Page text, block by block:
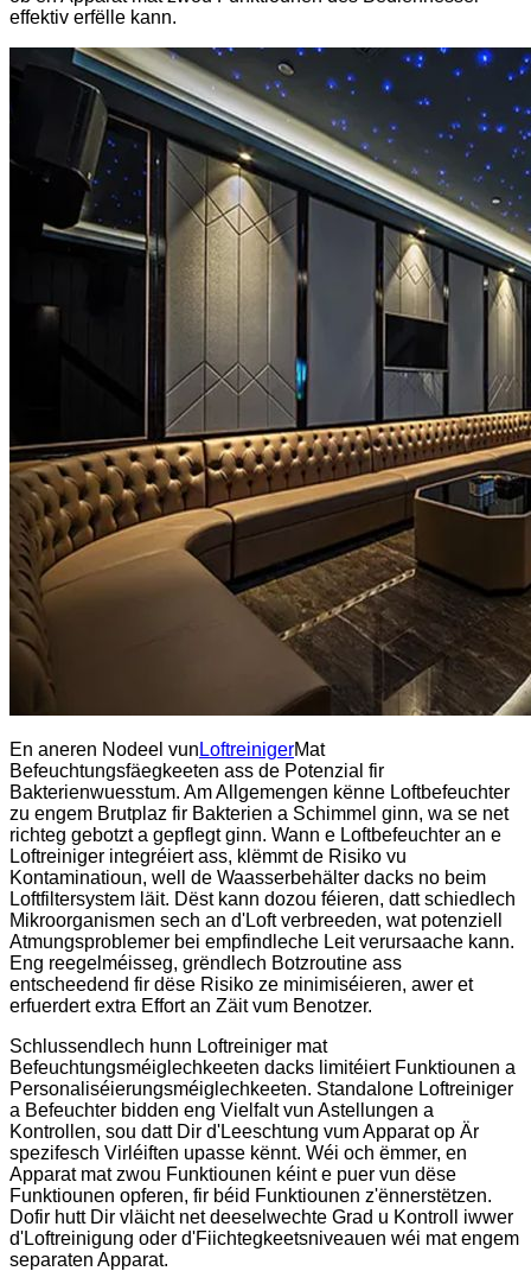
effektiv erfëlle kann.
En aneren Nodeel vun LoftreinigerMat
Befeuchtungsfäegkeeten ass de Potenzial fir
Bakterienwuesstum. Am Allgemengen kënne Loftbefeuchter
zu engem Brutplaz fir Bakterien a Schimmel ginn, wa se net
richteg gebotzt a gepflegt ginn. Wann e Loftbefeuchter an e
Loftreiniger integréiert ass, klëmmt de Risiko vu
Kontaminatioun, well de Waasserbehälter dacks no beim
Loftfiltersystem läit. Dëst kann dozou féieren, datt schiedlech
Mikroorganismen sech an d'Loft verbreeden, wat potenziell
Atmungsproblemer bei empfindleche Leit verursaache kann.
Eng reegelméisseg, grëndlech Botzroutine ass
entscheedend fir dëse Risiko ze minimiséieren, awer et
erfuerdert extra Effort an Zäit vum Benotzer.
Schlussendlech hunn Loftreiniger mat
Befeuchtungsméiglechkeeten dacks limitéiert Funktiounen a
Personaliséierungsméiglechkeeten. Standalone Loftreiniger
a Befeuchter bidden eng Vielfalt vun Astellungen a
Kontrollen, sou datt Dir d'Leeschtung vum Apparat op Är
spezifesch Virléiften upasse kënnt. Wéi och ëmmer, en
Apparat mat zwou Funktiounen kéint e puer vun dëse
Funktiounen opferen, fir béid Funktiounen z'ënnerstëtzen.
Dofir hutt Dir vläicht net deeselwechte Grad u Kontroll iwwer
d'Loftreinigung oder d'Fiichtegkeetsniveauen wéi mat engem
separaten Apparat.